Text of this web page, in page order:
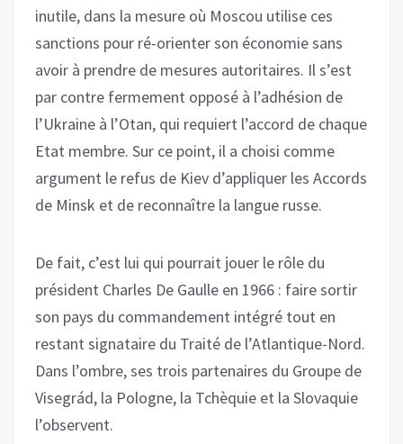
inutile, dans la mesure où Moscou utilise ces
sanctions pour ré-orienter son économie sans
avoir à prendre de mesures autoritaires. Il s’est
par contre fermement opposé à l’adhésion de
l’Ukraine à l’Otan, qui requiert l’accord de chaque
Etat membre. Sur ce point, il a choisi comme
argument le refus de Kiev d’appliquer les Accords
de Minsk et de reconnaître la langue russe.
De fait, c’est lui qui pourrait jouer le rôle du
président Charles De Gaulle en 1966 : faire sortir
son pays du commandement intégré tout en
restant signataire du Traité de l’Atlantique-Nord.
Dans l’ombre, ses trois partenaires du Groupe de
Visegrád, la Pologne, la Tchèquie et la Slovaquie
l’observent.